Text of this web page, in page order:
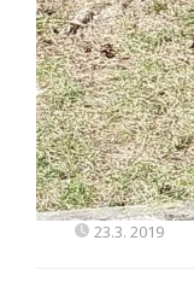
23.3. 2019